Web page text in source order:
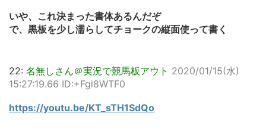
いや、これ決まった書体あるんだぞ
で、黒板を少し濡らしてチョークの縦面使って書く
22: 名無しさん＠実況で競馬板アウト 2020/01/15(水)
15:27:19.66 ID:+Fgl8WTF0
https://youtu.be/KT_sTH1SdQo